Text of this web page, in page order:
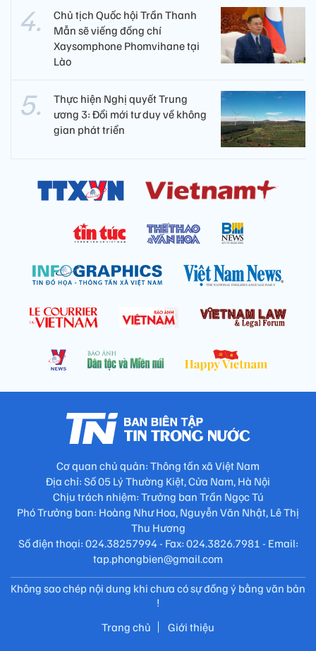
Chủ tịch Quốc hội Trần Thanh
Mẫn sẽ viếng đồng chí
Xaysomphone Phomvihane tại
Lào
Thực hiện Nghị quyết Trung
ương 3: Đổi mới tư duy về không
gian phát triển
Cơ quan chủ quản: Thông tấn xã Việt Nam
Địa chỉ: Số 05 Lý Thường Kiệt, Cửa Nam, Hà Nội
Chịu trách nhiệm: Trưởng ban Trần Ngọc Tú
Phó Trưởng ban: Hoàng Như Hoa, Nguyễn Văn Nhật, Lê Thị
Thu Hương
Số điện thoại: 024.38257994 - Fax: 024.3826.7981 - Email:
tap.phongbien@gmail.com
Không sao chép nội dung khi chưa có sự đồng ý bằng văn bản
!
Trang chủ
Giới thiệu